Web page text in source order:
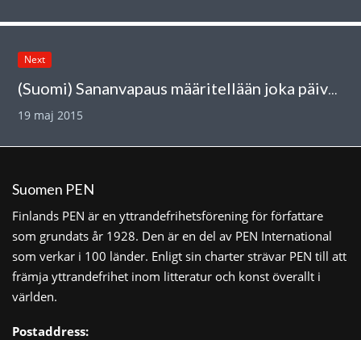
Next
(Suomi) Sananvapaus määritellään joka päivä uudelleen!
19 maj 2015
Suomen PEN
Finlands PEN är en yttrandefrihetsförening för författare
som grundats år 1928. Den är en del av PEN International
som verkar i 100 länder. Enligt sin charter strävar PEN till att
främja yttrandefrihet inom litteratur och konst överallt i
världen.
Postaddress: